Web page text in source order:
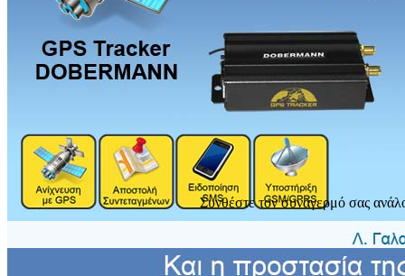
Συνθέστε τον συναγερμό σας